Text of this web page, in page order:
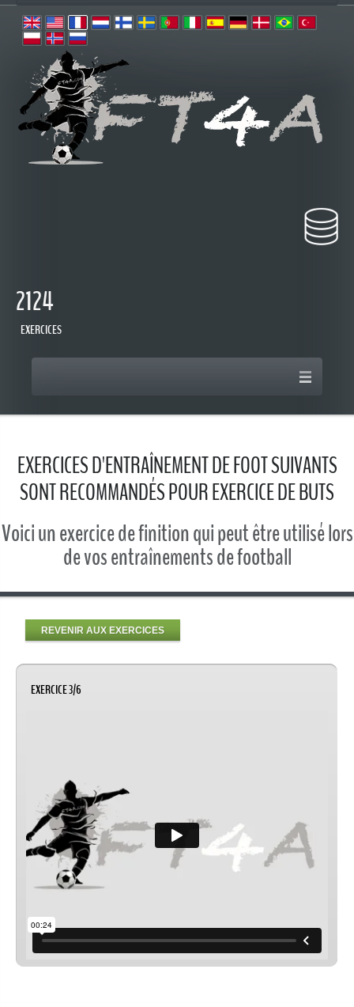
2124
EXERCICES
EXERCICES D'ENTRAÎNEMENT DE FOOT SUIVANTS
SONT RECOMMANDÉS POUR EXERCICE DE BUTS
Voici un exercice de finition qui peut être utilisé lors
de vos entraînements de football
REVENIR AUX EXERCICES
EXERCICE 3/6